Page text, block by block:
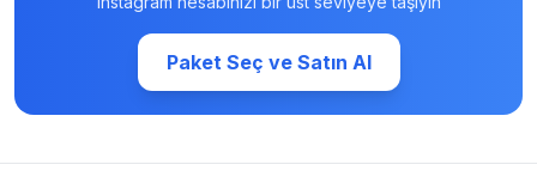
Paket Seç ve Satın Al